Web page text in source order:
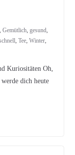
Gemütlich, gesund,
, Tee, Winter,
Kuriositäten Oh,
dich heute